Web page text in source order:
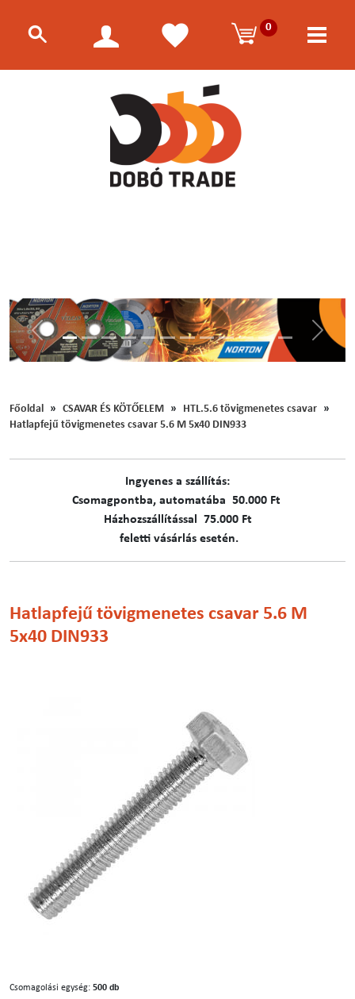
0
Előző
Főoldal CSAVAR ÉS KÖTŐELEM
HTL.5.6 tövigmenetes csavar
Hatlapfejű tövigmenetes csavar 5.6 M 5x40 DIN933
Ingyenes a szállítás:
C​​​somagpontba, automatába 50.000 Ft
Házhozszállítással 75.000 Ft
feletti vásárlás esetén.
Hatlapfejű tövigmenetes csavar 5.6 M
5x40 DIN933
Csomagolási egység: 500 db